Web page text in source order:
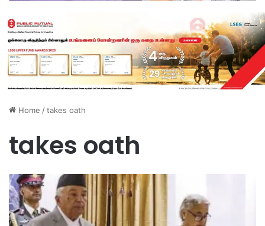
Home /takes oath
takes oath